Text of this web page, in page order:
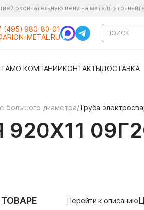
окончательную цену на металл
(495) 980-80-01
METAL.RU
О КОМПАНИИКОНТАКТЫДОСТАВКА
большого диаметра/Труба
Перейти к описанию